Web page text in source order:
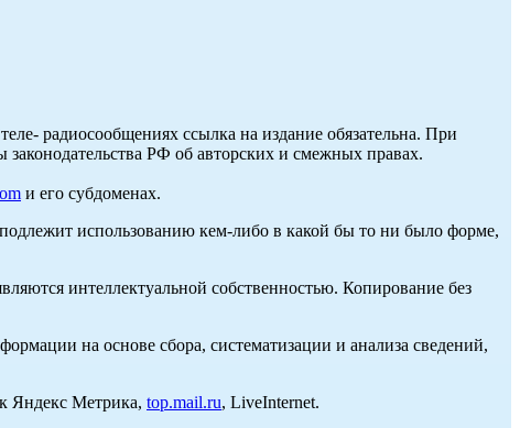
радиосообщениях ссылка на издание обязательна. При
РФ об авторских и смежных правах.
и его субдоменах.
использованию кем-либо в какой бы то ни было форме,
интеллектуальной собственностью. Копирование без
на основе сбора, систематизации и анализа сведений,
Яндекс Метрика, top.mail.ru, LiveInternet.